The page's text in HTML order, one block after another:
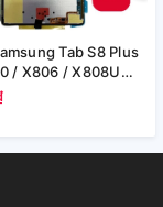
Tab S8 Plus
/ X806 / X808U